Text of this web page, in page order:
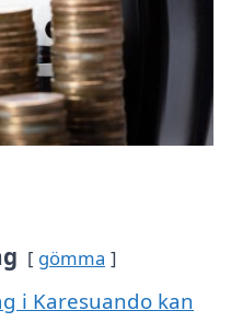
gömma
i Karesuando kan